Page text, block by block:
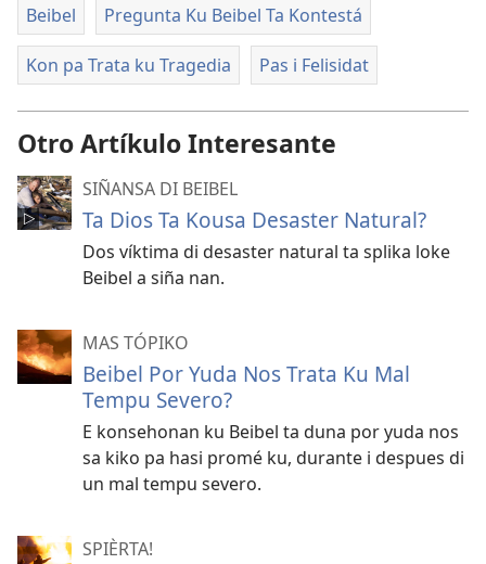
Beibel Pregunta Ku Beibel Ta Kontestá
Kon pa Trata ku Tragedia Pas i Felisidat
Otro Artíkulo Interesante
SIÑANSA DI BEIBEL
Ta Dios Ta Kousa Desaster Natural?
Dos víktima di desaster natural ta splika loke
Beibel a siña nan.
MAS TÓPIKO
Beibel Por Yuda Nos Trata Ku Mal
Tempu Severo?
E konsehonan ku Beibel ta duna por yuda nos
sa kiko pa hasi promé ku, durante i despues di
un mal tempu severo.
SPIÈRTA!